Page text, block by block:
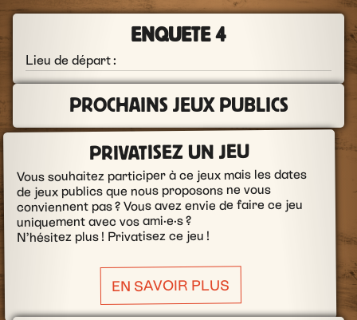
ENQUETE 4
Lieu de départ :
PROCHAINS JEUX PUBLICS
PRIVATISEZ UN JEU
Vous souhaitez participer à ce jeux mais les dates
de jeux publics que nous proposons ne vous
conviennent pas ? Vous avez envie de faire ce jeu
uniquement avec vos ami·e·s ?
N’hésitez plus ! Privatisez ce jeu !
EN SAVOIR PLUS